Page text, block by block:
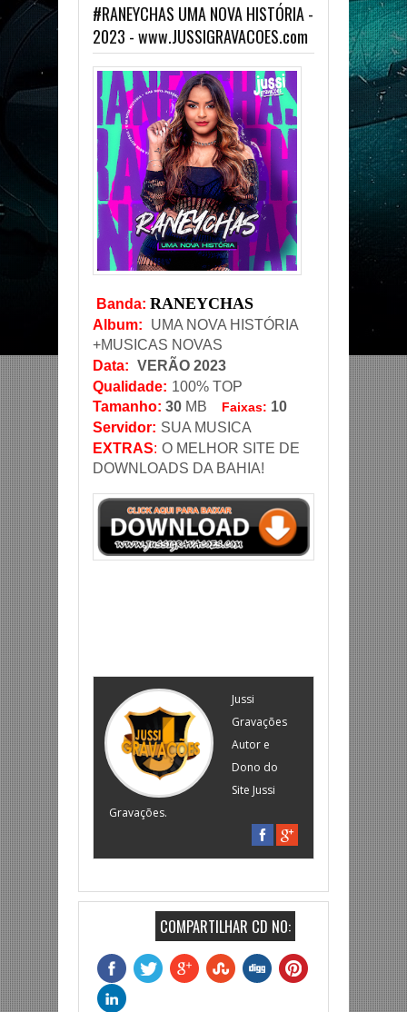
#RANEYCHAS UMA NOVA HISTÓRIA -
2023 - www.JUSSIGRAVACOES.com
Banda: RANEYCHAS
Album:
UMA NOVA HISTÓRIA
+MUSICAS NOVAS
Data: VERÃO 2023
Qualidade: 100% TOP
Tamanho: 30 MB Faixas: 10
Servidor: SUA MUSICA
EXTRAS: O MELHOR SITE DE
DOWNLOADS DA BAHIA!
Jussi
Gravações
Autor e
Dono do
Site Jussi
Gravações.
COMPARTILHAR CD NO: